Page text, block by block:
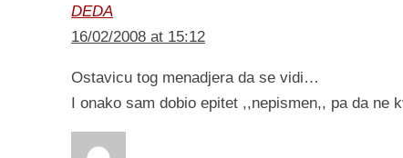
DEDA
16/02/2008 at 15:12
Ostavicu tog menadjera da se vidi…
I onako sam dobio epitet ,,nepismen,, pa da ne